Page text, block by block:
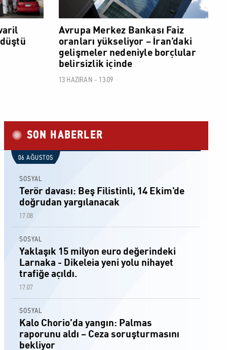
düştü
Avrupa Merkez Bankası Faiz
oranları yükseliyor – İran'daki
gelişmeler nedeniyle borçlular
belirsizlik içinde
13 HAZIRAN - 13:09
SON HABERLER
06 AĞUSTOS
SOSYAL
Terör davası: Beş Filistinli, 14 Ekim'de
doğrudan yargılanacak
17:08
SOSYAL
Yaklaşık 15 milyon euro değerindeki
Larnaka - Dikeleia yeni yolu nihayet
trafiğe açıldı.
17:07
SOSYAL
Kalo Chorio’da yangın: Palmas
raporunu aldı – Ceza soruşturmasını
bekliyor